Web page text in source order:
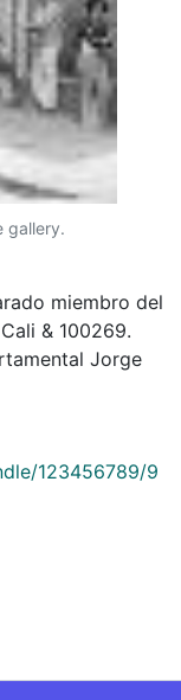
gallery.
miembro del
& 100269.
Jorge
123456789/9